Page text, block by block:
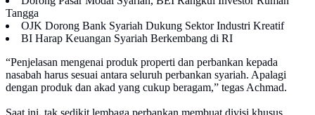
Tangga
OJK Dorong Bank Syariah Dukung Sektor Industri Kreatif
BI Harap Keuangan Syariah Berkembang di RI
“Penjelasan mengenai produk properti dan perbankan kepada
nasabah harus sesuai antara seluruh perbankan syariah. Apalagi
dengan produk dan akad yang cukup beragam,” tegas Achmad.